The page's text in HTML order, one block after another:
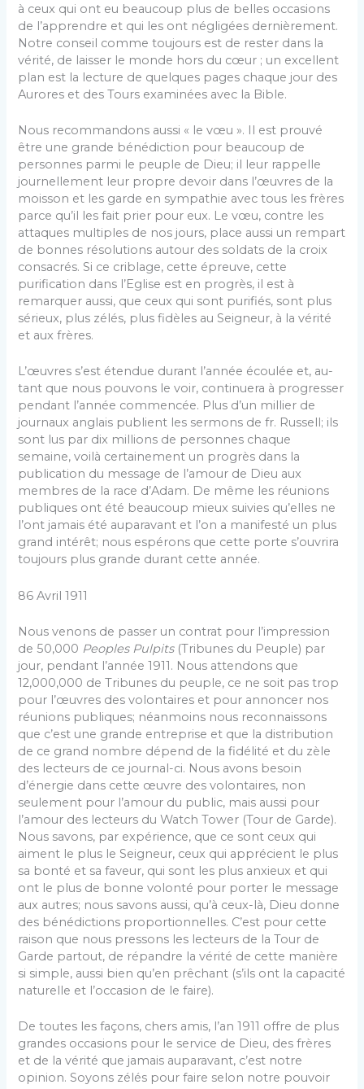
à ceux qui ont eu beaucoup plus de belles occasions
de l’apprendre et qui les ont négligées dernière­ment.
Notre conseil comme toujours est de rester dans la
vérité, de laisser le monde hors du cœur ; un excel­lent
plan est la lecture de quelques pages chaque jour des
Aurores et des Tours examinées avec la Bible.
Nous recommandons aussi « le vœu ». Il est prouvé
être une grande bénédiction pour beaucoup de
personnes parmi le peuple de Dieu; il leur rappelle
journellement leur propre devoir dans l’œuvres de la
moisson et les garde en sympathie avec tous les frères
parce qu’il les fait prier pour eux. Le vœu, contre les
attaques multiples de nos jours, place aussi un rempart
de bonnes résolutions autour des soldats de la croix
consacrés. Si ce criblage, cette épreuve, cette
purification dans l’Eglise est en progrès, il est à
remarquer aussi, que ceux qui sont purifiés, sont plus
sérieux, plus zélés, plus fidèles au Seigneur, à la vérité
et aux frères.
L’œuvres s’est étendue durant l’année écoulée et, au­
tant que nous pouvons le voir, continuera à progresser
pendant l’année commencée. Plus d’un millier de
jour­naux anglais publient les sermons de fr. Russell; ils
sont lus par dix millions de personnes chaque
semaine, voilà certainement un progrès dans la
publication du message de l’amour de Dieu aux
membres de la race d’Adam. De même les réunions
publiques ont été beaucoup mieux suivies qu’elles ne
l’ont jamais été auparavant et l’on a manifesté un plus
grand intérêt; nous espérons que cette porte s’ouvrira
toujours plus grande durant cette année.
86 Avril 1911
Nous venons de passer un contrat pour l’impression
de 50,000 Peoples Pulpits(Tribunes du Peuple) par
jour, pendant l’année 1911. Nous attendons que
12,000,000 de Tribunes du peuple, ce ne soit pas trop
pour l’œuvres des volontaires et pour annoncer nos
réunions publiques; néanmoins nous reconnaissons
que c’est une grande entre­prise et que la distribution
de ce grand nombre dépend de la fidélité et du zèle
des lecteurs de ce journal-ci. Nous avons besoin
d’énergie dans cette œuvre des vo­lontaires, non
seulement pour l’amour du public, mais aussi pour
l’amour des lecteurs du Watch Tower (Tour de Garde).
Nous savons, par expérience, que ce sont ceux qui
aiment le plus le Seigneur, ceux qui apprécient le plus
sa bonté et sa faveur, qui sont les plus anxieux et qui
ont le plus de bonne volonté pour porter le message
aux autres; nous savons aussi, qu’à ceux-là, Dieu donne
des bénédictions proportionnelles. C’est pour cette
raison que nous pressons les lecteurs de la Tour de
Garde partout, de répandre la vérité de cette manière
si simple, aussi bien qu’en prêchant (s’ils ont la capacité
naturelle et l’occasion de le faire).
De toutes les façons, chers amis, l’an 1911 offre de plus
grandes occasions pour le service de Dieu, des frères
et de la vérité que jamais auparavant, c’est notre
opinion. Soyons zélés pour faire selon notre pouvoir